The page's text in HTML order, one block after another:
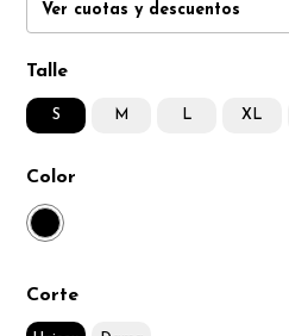
Ver cuotas y descuentos
Talle
S M L XL
Color
Corte